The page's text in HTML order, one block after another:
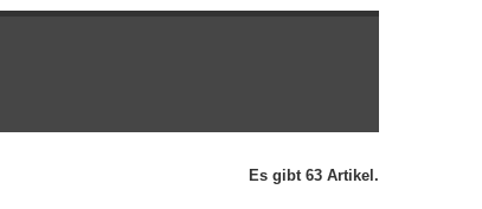
Es gibt 63 Artikel.